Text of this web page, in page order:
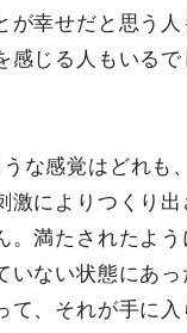
が幸せだと思う人
感じる人もいるで
な感覚はどれも
激によりつくり出
。満たされたよう
いない状態にあっ
て、それが手に入